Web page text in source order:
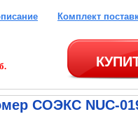
Комплект
СОЭКС NUC-